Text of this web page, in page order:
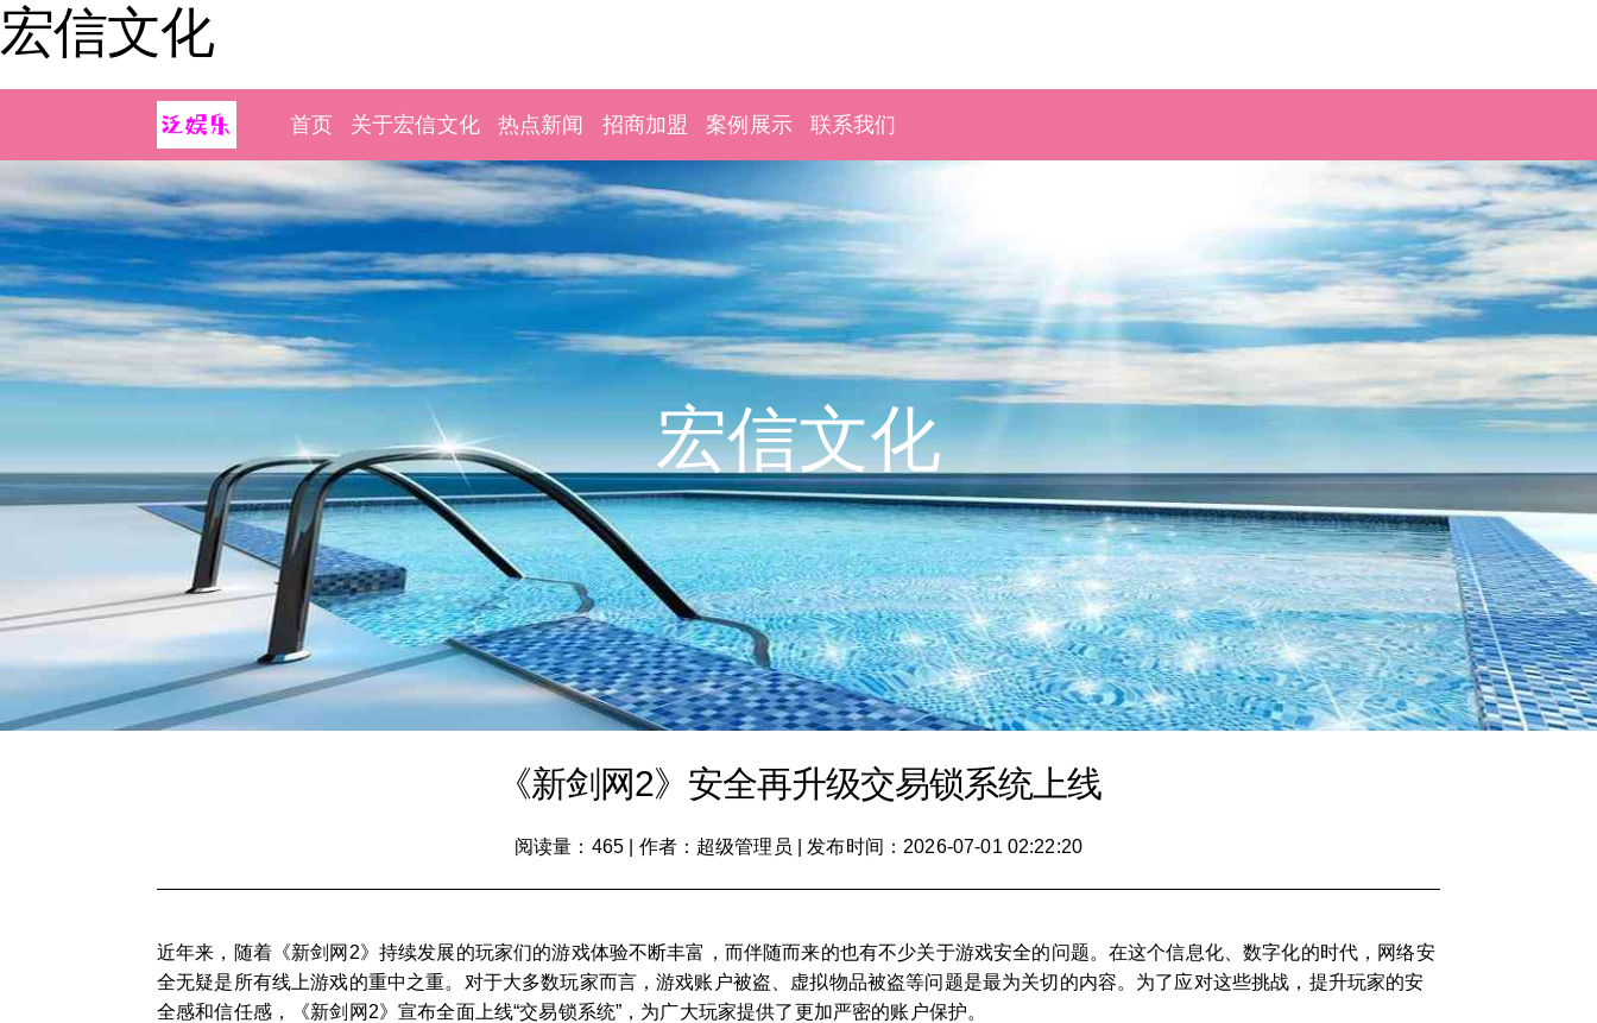
宏信文化
首页 关于宏信文化 热点新闻 招商加盟 案例展示 联系我们
宏信文化
《新剑网2》安全再升级交易锁系统上线
阅读量：465 作者：超级管理员 发布时间：2026-07-01 02:22:20
近年来，随着《新剑网2》持续发展的玩家们的游戏体验不断丰富，而伴随而来的也有不少关于游戏安全的问题。在这个信息化、数字化的时代，网络安
全无疑是所有线上游戏的重中之重。对于大多数玩家而言，游戏账户被盗、虚拟物品被盗等问题是最为关切的内容。为了应对这些挑战，提升玩家的安
全感和信任感，《新剑网2》宣布全面上线“交易锁系统”，为广大玩家提供了更加严密的账户保护。